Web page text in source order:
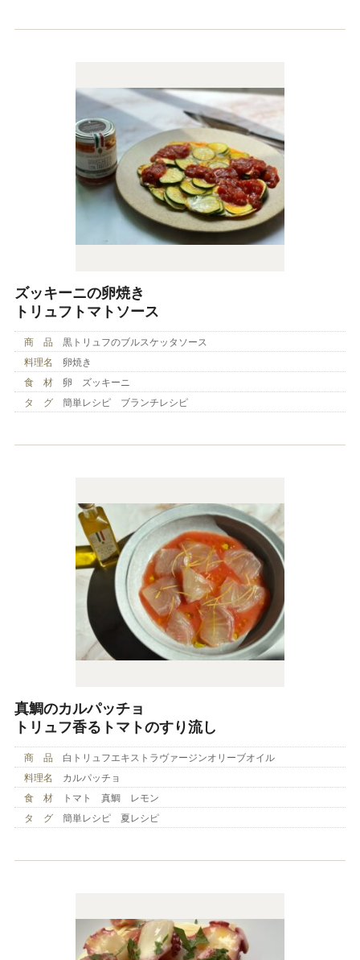
ズッキーニの卵焼き
トリュフトマトソース
商 品
黒トリュフのブルスケッタソース
料理名
卵焼き
食 材
卵 ズッキーニ
タ グ
簡単レシピ ブランチレシピ
真鯛のカルパッチョ
トリュフ香るトマトのすり流し
商 品
白トリュフエキストラヴァージンオリーブオイル
料理名
カルパッチョ
食 材
トマト 真鯛 レモン
タ グ
簡単レシピ 夏レシピ